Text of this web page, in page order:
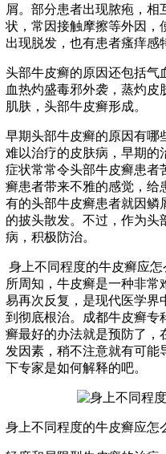
屑。部分患者出现脓疱，相
状，常因接触摩擦等外因，
出现脱发，也有患者瘙痒感
头部牛皮癣的原因还包括气
血热灼盛毒邪外袭，蒸灼
肌肤，头部牛皮癣形成。
早期头部牛皮癣的原因有哪
难以治疗的皮肤病，早期的
症状常常令头部牛皮癣患者
癣患者带来不雅的感觉，给
有的头部牛皮癣患者就因鳞
的披头散发。不过，作为头
病，积极防治。
身上不同程度的牛皮癣应
所周知，牛皮癣是一种非常
易再次反复，是现代医学界
到彻底根治。成都牛皮癣专
癣最好的办法就是预防了，
发因素，稍不注意就有可能
下专家是如何解释的吧。
身上不同程度的牛皮癣应怎